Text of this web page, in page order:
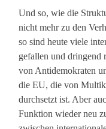
Und so, wie die
nicht mehr zu den
so sind heute viele
gefallen und dringend
von Antidemokraten
die EU, die von
durchsetzt ist. Aber
Funktion wieder neu